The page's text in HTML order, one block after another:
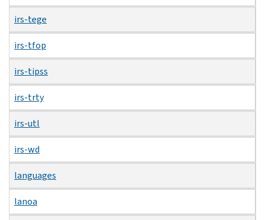
irs-tege
irs-tfop
irs-tipss
irs-trty
irs-utl
irs-wd
languages
lanoa